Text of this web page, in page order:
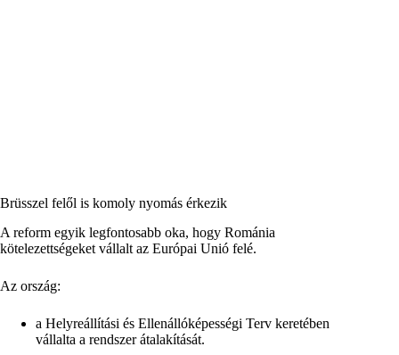
Brüsszel felől is komoly nyomás érkezik
A reform egyik legfontosabb oka, hogy Románia
kötelezettségeket vállalt az Európai Unió felé.
Az ország:
a Helyreállítási és Ellenállóképességi Terv keretében
vállalta a rendszer átalakítását.